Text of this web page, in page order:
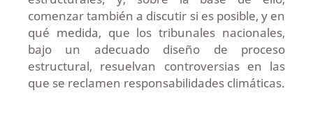
comenzar también a discutir si es posible, y en
qué medida, que los tribunales nacionales,
bajo un adecuado diseño de proceso
estructural, resuelvan controversias en las
que se reclamen responsabilidades climáticas.